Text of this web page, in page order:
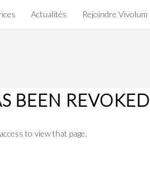
Actualités Rejoindre Vivolum
BEEN REVOKED
to view that page.